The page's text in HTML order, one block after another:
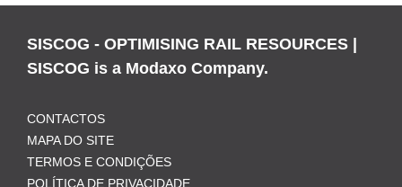
SISCOG - OPTIMISING RAIL RESOURCES |
SISCOG is a Modaxo Company.
CONTACTOS
MAPA DO SITE
TERMOS E CONDIÇÕES
POLÍTICA DE PRIVACIDADE